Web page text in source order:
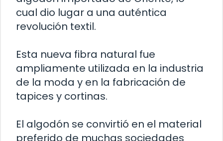
cual dio lugar a una auténtica
revolución textil.
Esta nueva fibra natural fue
ampliamente utilizada en la industria
de la moda y en la fabricación de
tapices y cortinas.
El algodón se convirtió en el material
preferido de muchas sociedades